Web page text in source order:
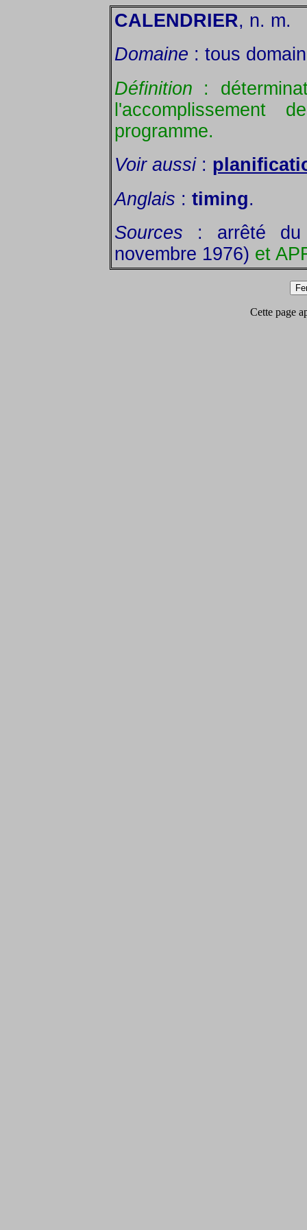
CALENDRIER, n. m.
Domaine : tous
Définition :
l'accomplissement
programme.
Voir aussi:
Anglais : timing.
Sources : arrêté
novembre 1976) et
Cette page